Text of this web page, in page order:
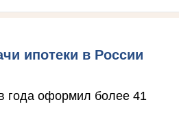
ипотеки в России
года оформил более 41